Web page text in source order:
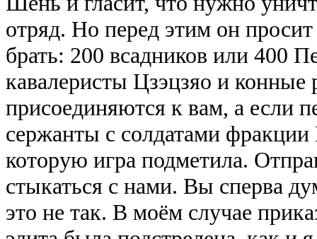
отряд. Но перед этим он
брать: 200 всадников или 400
кавалеристы Цзэцзяо и
присоединяются к вам, а если
сержанты с солдатами
которую игра подметила.
стыкаться с нами. Вы сперва
это не так. В моём случае